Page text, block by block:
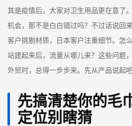
其是疫情后，大家对卫生用品更在意了
机会，那不是白白错过吗？不过话说回
客户挑剔材质，日本客户注重细节。怎
站建起来后，流量从哪儿来？这些问题
外贸时，总得一步步来。先从产品说起吧
先搞清楚你的毛
定位别瞎猜